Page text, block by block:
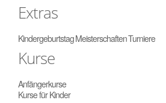
Extras
KindergeburtstagMeisterschaftenTurniere
Kurse
Anfängerkurse
Kurse für Kinder